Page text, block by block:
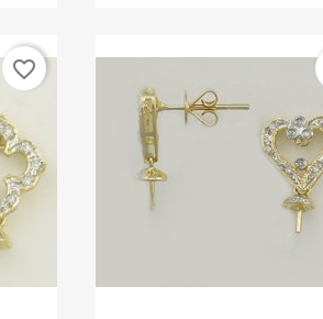
favorite_border